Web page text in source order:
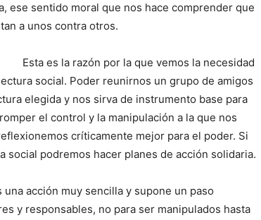
ese sentido moral que nos hace comprender que
a unos contra otros.
Esta es la razón por la que vemos la necesidad
social. Poder reunirnos un grupo de amigos
elegida y nos sirva de instrumento base para
el control y la manipulación a la que nos
críticamente mejor para el poder. Si
social podremos hacer planes de acción solidaria.
acción muy sencilla y supone un paso
y responsables, no para ser manipulados hasta